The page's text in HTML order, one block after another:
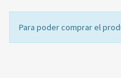
Para poder comprar el